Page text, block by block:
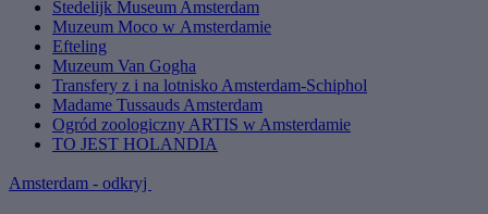
Stedelijk Museum Amsterdam
Muzeum Moco w Amsterdamie
Efteling
Muzeum Van Gogha
Transfery z i na lotnisko Amsterdam-Schiphol
Madame Tussauds Amsterdam
Ogród zoologiczny ARTIS w Amsterdamie
TO JEST HOLANDIA
Amsterdam - odkryj